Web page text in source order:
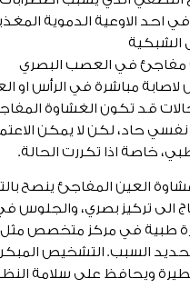
احد الاوعية الدموية
الشبكية
مفاجئ في العصب البصري
لاصابة مباشرة في الرأس او
قد تكون الغشاوة
نفسي حاد، لكن لا يمكن
خاصة اذا تكررت الحالة.
العين المفاجئ ينصح
الى تركيز بصري، والجلوس
طبية في مركز متخصص
السبب. التشخيص
ويحافظ على سلامة